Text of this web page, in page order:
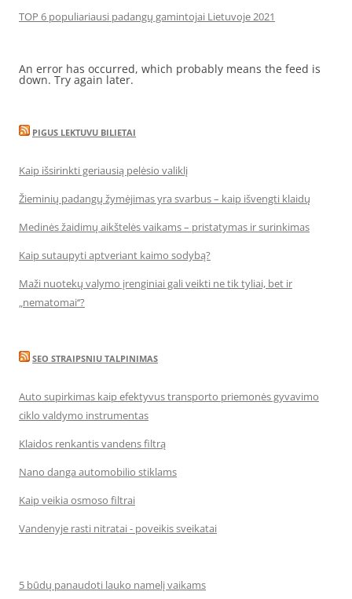
TOP 6 populiariausi padangų gamintojai Lietuvoje 2021
An error has occurred, which probably means the feed is
down. Try again later.
PIGUS LEKTUVU BILIETAI
Kaip išsirinkti geriausią pelėsio valiklį
Žieminių padangų žymėjimas yra svarbus – kaip išvengti klaidų
Medinės žaidimų aikštelės vaikams – pristatymas ir surinkimas
Kaip sutaupyti aptveriant kaimo sodybą?
Maži nuotekų valymo įrenginiai gali veikti ne tik tyliai, bet ir
„nematomai‘‘?
SEO STRAIPSNIU TALPINIMAS
Auto supirkimas kaip efektyvus transporto priemonės gyvavimo
ciklo valdymo instrumentas
Klaidos renkantis vandens filtrą
Nano danga automobilio stiklams
Kaip veikia osmoso filtrai
Vandenyje rasti nitratai - poveikis sveikatai
5 būdų panaudoti lauko namelį vaikams